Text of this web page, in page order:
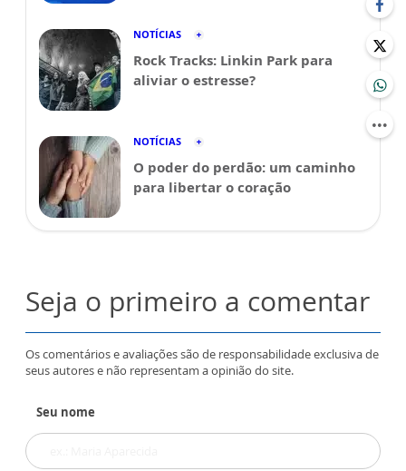
NOTÍCIAS
Rock Tracks: Linkin Park para
aliviar o estresse?
NOTÍCIAS
O poder do perdão: um caminho
para libertar o coração
Seja o primeiro a comentar
Os comentários e avaliações são de responsabilidade exclusiva de
seus autores e não representam a opinião do site.
Seu nome